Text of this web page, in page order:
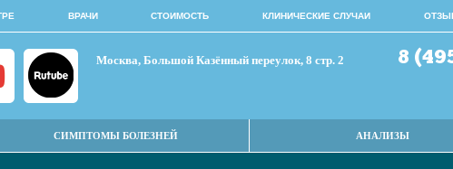
ВРАЧИ СТОИМОСТЬ КЛИНИЧЕСКИЕ СЛУЧАИ
Москва, Большой Казённый переулок, 8 стр. 2 8
СИМПТОМЫ БОЛЕЗНЕЙ АНАЛИЗЫ